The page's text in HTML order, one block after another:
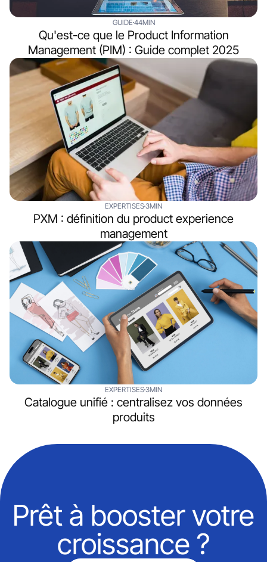
GUIDE44MIN
Qu'est-ce que le Product Information
Management (PIM) : Guide complet 2025
EXPERTISES3MIN
PXM : définition du product experience
management
EXPERTISES3MIN
Catalogue unifié : centralisez vos données
produits
Prêt à booster votre
croissance ?